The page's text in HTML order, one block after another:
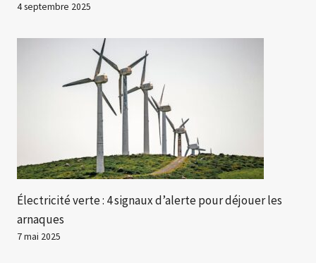
4 septembre 2025
Électricité verte : 4 signaux d’alerte pour déjouer les
arnaques
7 mai 2025